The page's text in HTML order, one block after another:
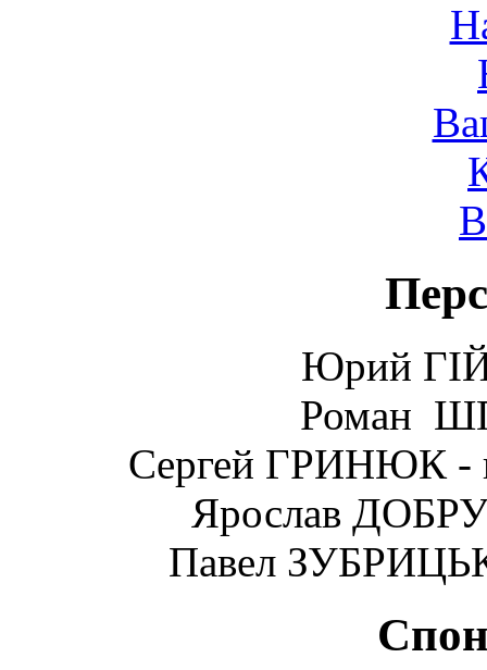
Юрий ГІЙ
Роман
Сергей ГРИНЮК -
Ярослав
Павел